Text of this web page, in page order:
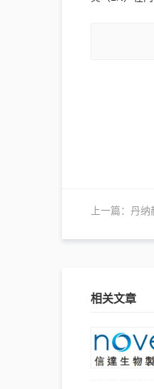
上一篇： 丹纳
相关文章